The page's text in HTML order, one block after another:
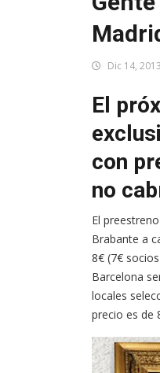
Dic 14, 2013
El
con
no
El
Brabante a
8€ (7€
Barcelona
locales
precio es de